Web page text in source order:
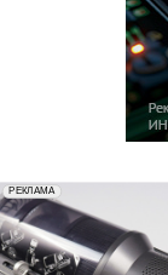
erid: 2VfnxxmNzs5
РЕКЛАМА